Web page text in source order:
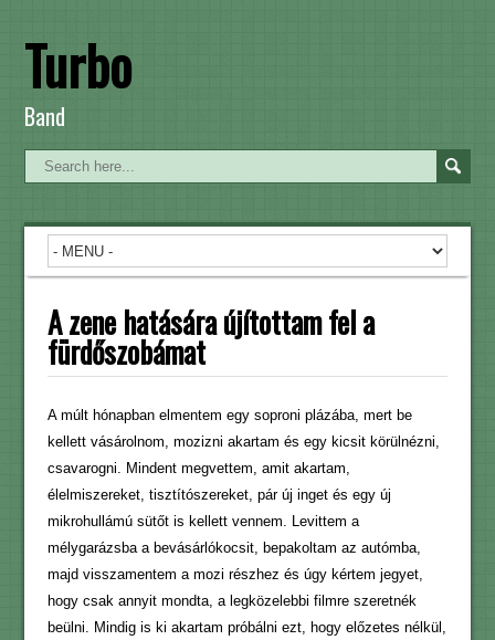
Turbo
Band
A zene hatására újítottam fel a
fürdőszobámat
A múlt hónapban elmentem egy soproni plázába, mert be
kellett vásárolnom, mozizni akartam és egy kicsit körülnézni,
csavarogni. Mindent megvettem, amit akartam,
élelmiszereket, tisztítószereket, pár új inget és egy új
mikrohullámú sütőt is kellett vennem. Levittem a
mélygarázsba a bevásárlókocsit, bepakoltam az autómba,
majd visszamentem a mozi részhez és úgy kértem jegyet,
hogy csak annyit mondta, a legközelebbi filmre szeretnék
beülni. Mindig is ki akartam próbálni ezt, hogy előzetes nélkül,